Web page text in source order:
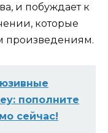
и побуждает к
которые
произведениям.
пополните
сейчас!